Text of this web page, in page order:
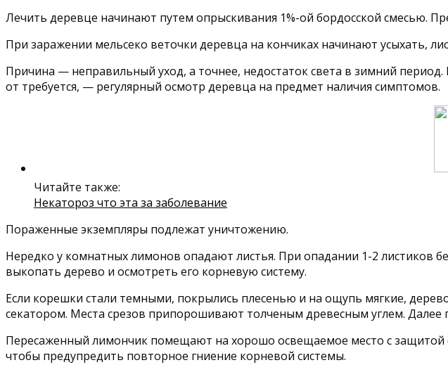
Лечить деревце начинают путем опрыскивания 1%-ой бордосской смесью.
При заражении мельсеко веточки деревца на кончиках начинают усыхать,
Причина — неправильный уход, а точнее, недостаток света в зимний
от требуется, — регулярный осмотр деревца на предмет наличия симптомов.
Читайте также:
Некатороз что эта за заболевание
Пораженные экземпляры подлежат уничтожению.
Нередко у комнатных лимонов опадают листья. При опадании 1-2 листиков
выкопать дерево и осмотреть его корневую систему.
Если корешки стали темными, покрылись плесенью и на ощупь мягкие,
секатором. Места срезов припорошивают толченым древесным углем. Далее
Пересаженный лимончик помещают на хорошо освещаемое место с защитой
чтобы предупредить повторное гниение корневой системы.